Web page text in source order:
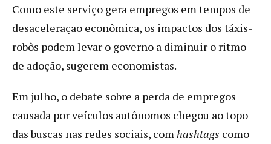
Como este serviço gera empregos em tempos de
desaceleração econômica, os impactos dos táxis-
robôs podem levar o governo a diminuir o ritmo
de adoção, sugerem economistas.
Em julho, o debate sobre a perda de empregos
causada por veículos autônomos chegou ao topo
das buscas nas redes sociais, comhashtags como